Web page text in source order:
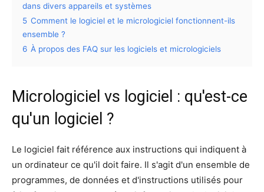
dans divers appareils et systèmes
5 Comment le logiciel et le micrologiciel fonctionnent-ils
ensemble ?
6 À propos des FAQ sur les logiciels et micrologiciels
Micrologiciel vs logiciel : qu'est-ce
qu'un logiciel ?
Le logiciel fait référence aux instructions qui indiquent à
un ordinateur ce qu'il doit faire. Il s'agit d'un ensemble de
programmes, de données et d'instructions utilisés pour